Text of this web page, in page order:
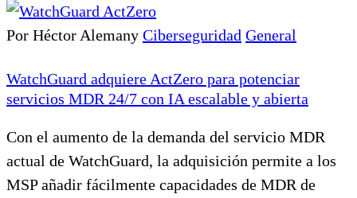
Por Héctor Alemany Ciberseguridad General
WatchGuard adquiere ActZero para potenciar
servicios MDR 24/7 con IA escalable y abierta
Con el aumento de la demanda del servicio MDR
actual de WatchGuard, la adquisición permite a los
MSP añadir fácilmente capacidades de MDR de